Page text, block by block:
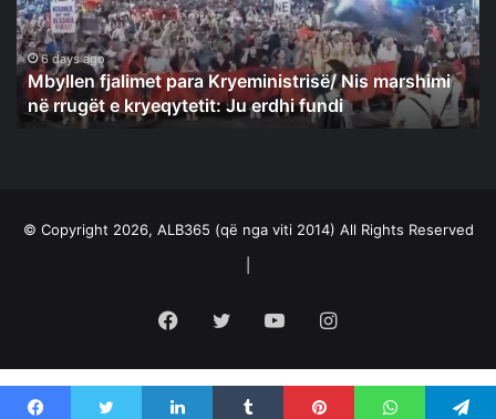
marshimi
në
rrugët
kryeqytetit:
6 days ago
Mbyllen fjalimet para Kryeministrisë/ Nis marshimi
në rrugët e kryeqytetit: Ju erdhi fundi
© Copyright 2026, ALB365 (që nga viti 2014) All Rights Reserved
Facebook
TwitterYouTubeInstagram